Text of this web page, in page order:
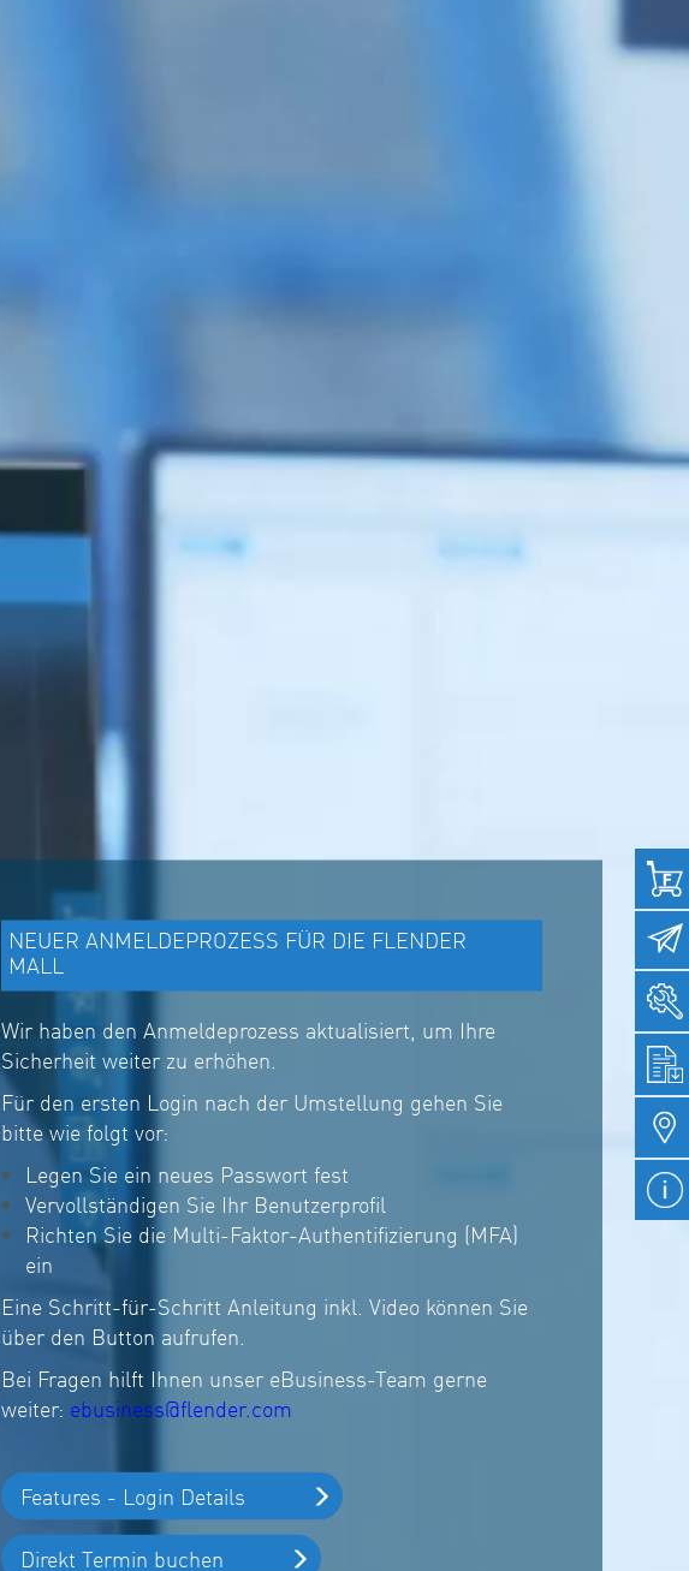
NEUER ANMELDEPROZESS FÜR DIE FLENDER
MALL
Wir haben den Anmeldeprozess aktualisiert, um Ihre
Sicherheit weiter zu erhöhen.
Für den ersten Login nach der Umstellung gehen Sie
bitte wie folgt vor:
Legen Sie ein neues Passwort fest
Vervollständigen Sie Ihr Benutzerprofil
Richten Sie die Multi-Faktor-Authentifizierung (MFA)
ein
Eine Schritt-für-Schritt Anleitung inkl. Video können Sie
über den Button aufrufen.
Bei Fragen hilft Ihnen unser eBusiness-Team gerne
weiter: ebusiness@flender.com
Features - Login Details
Direkt Termin buchen